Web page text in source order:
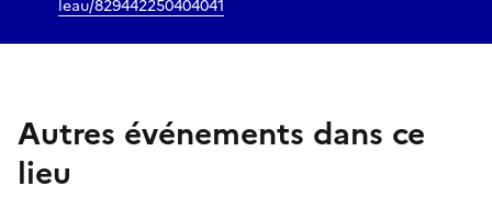
leau/829442250404041
Autres événements dans ce
lieu